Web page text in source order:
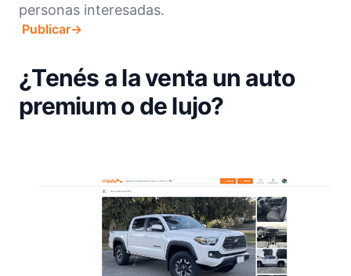
personas interesadas.
Publicar→
¿Tenés a la venta un auto
premium o de lujo?